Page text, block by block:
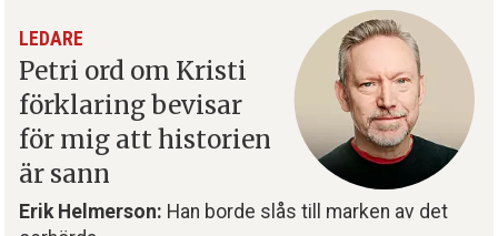
LEDARE
Petri ord om Kristi
förklaring bevisar
för mig att historien
är sann
Erik Helmerson: Han borde slås till marken av det